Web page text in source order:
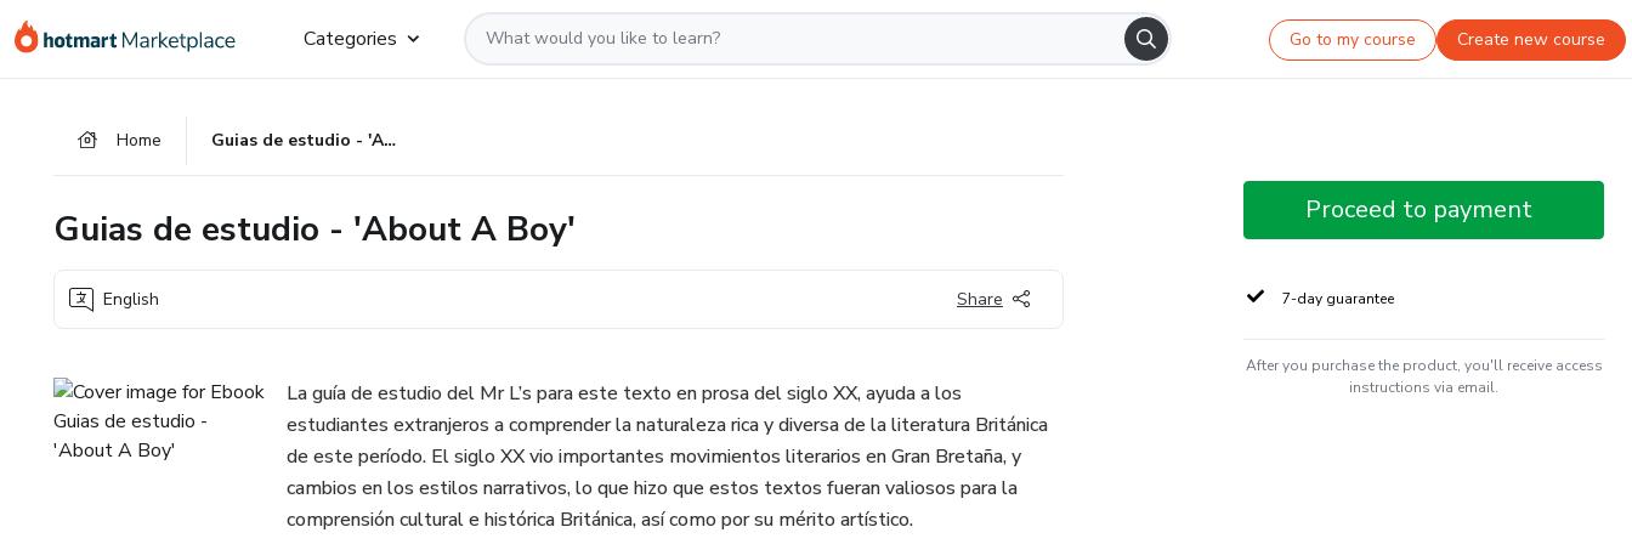
Go
Go
Go
Categories Go to my course Create new course
Home Guias de estudio - 'About A Boy'
Guias de estudio - 'About A Boy'
English Share
La guía de estudio del Mr L’s para este texto en prosa del siglo XX, ayuda a los
estudiantes extranjeros a comprender la naturaleza rica y diversa de la literatura Británica
de este período. El siglo XX vio importantes movimientos literarios en Gran Bretaña, y
cambios en los estilos narrativos, lo que hizo que estos textos fueran valiosos para la
comprensión cultural e histórica Británica, así como por su mérito artístico.
Proceed to payment
7-day guarantee
After you purchase the product, you'll receive access
instructions via email.